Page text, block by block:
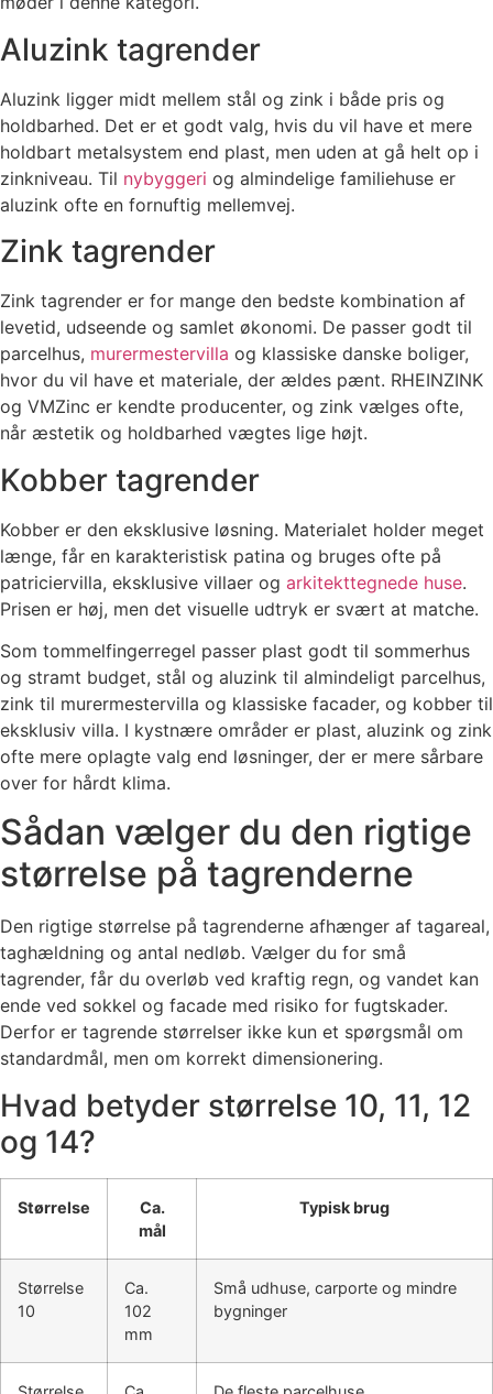
Aluzink tagrender
Aluzink ligger midt mellem stål og zink i både pris og
holdbarhed. Det er et godt valg, hvis du vil have et mere
holdbart metalsystem end plast, men uden at gå helt op i
zinkniveau. Til nybyggeri og almindelige familiehuse er
aluzink ofte en fornuftig mellemvej.
Zink tagrender
Zink tagrender er for mange den bedste kombination af
levetid, udseende og samlet økonomi. De passer godt til
parcelhus, murermestervilla og klassiske danske boliger,
hvor du vil have et materiale, der ældes pænt. RHEINZINK
og VMZinc er kendte producenter, og zink vælges ofte,
når æstetik og holdbarhed vægtes lige højt.
Kobber tagrender
Kobber er den eksklusive løsning. Materialet holder meget
længe, får en karakteristisk patina og bruges ofte på
patriciervilla, eksklusive villaer og arkitekttegnede huse.
Prisen er høj, men det visuelle udtryk er svært at matche.
Som tommelfingerregel passer plast godt til sommerhus
og stramt budget, stål og aluzink til almindeligt parcelhus,
zink til murermestervilla og klassiske facader, og kobber til
eksklusiv villa. I kystnære områder er plast, aluzink og zink
ofte mere oplagte valg end løsninger, der er mere sårbare
over for hårdt klima.
Sådan vælger du den rigtige
størrelse på tagrenderne
Den rigtige størrelse på tagrenderne afhænger af tagareal,
taghældning og antal nedløb. Vælger du for små
tagrender, får du overløb ved kraftig regn, og vandet kan
ende ved sokkel og facade med risiko for fugtskader.
Derfor er tagrende størrelser ikke kun et spørgsmål om
standardmål, men om korrekt dimensionering.
Hvad betyder størrelse 10, 11, 12
og 14?
Størrelse
Ca.
mål
Typisk brug
Størrelse
10
Ca.
102
mm
Små udhuse, carporte og mindre
bygninger